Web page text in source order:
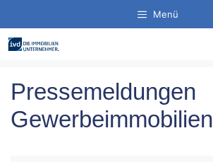
Inhalt
springen
Menü
Pressemeldungen
Gewerbeimmobilien